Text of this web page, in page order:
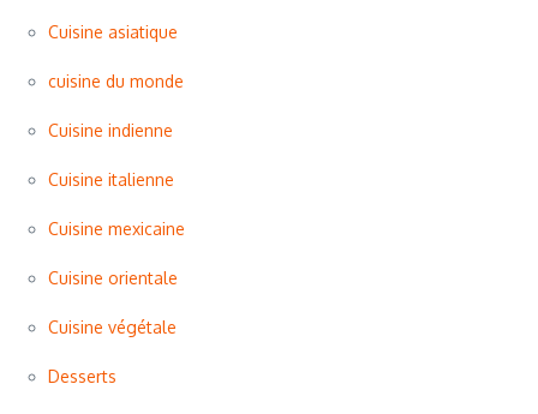
Cuisine asiatique
cuisine du monde
Cuisine indienne
Cuisine italienne
Cuisine mexicaine
Cuisine orientale
Cuisine végétale
Desserts